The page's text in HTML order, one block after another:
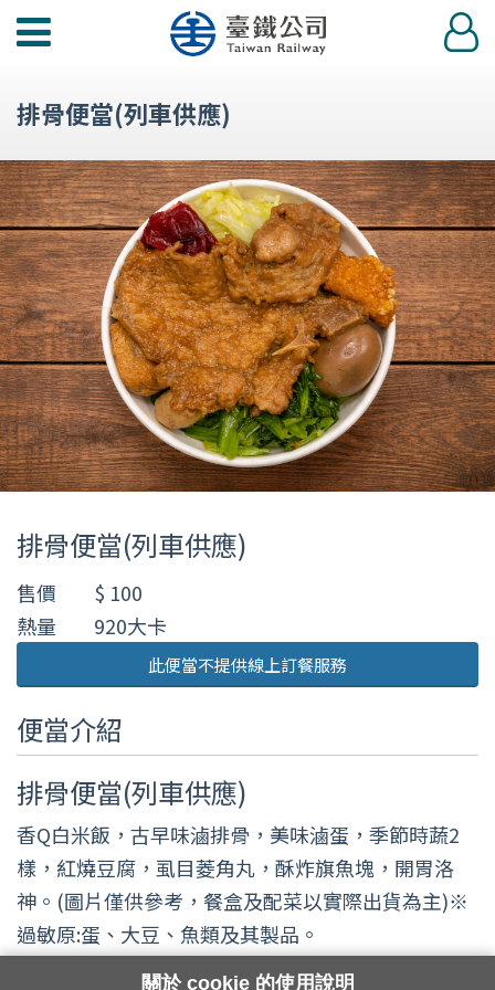
功
單
登
入
排骨便當(列車供應)
排骨便當(列車供應)
售價
$ 100
熱量
920大卡
此便當不提供線上訂餐服務
便當介紹
排骨便當(列車供應)
香Q白米飯，古早味滷排骨，美味滷蛋，季節時蔬2
樣，紅燒豆腐，虱目菱角丸，酥炸旗魚塊，開胃洛
神。(圖片僅供參考，餐盒及配菜以實際出貨為主)※
過敏原:蛋、大豆、魚類及其製品。
關於 cookie 的使用說明